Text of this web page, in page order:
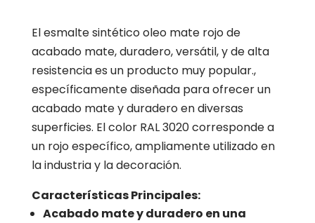
El esmalte sintético oleo mate rojo de
acabado mate, duradero, versátil, y de alta
resistencia es un producto muy popular.,
específicamente diseñada para ofrecer un
acabado mate y duradero en diversas
superficies. El color RAL 3020 corresponde a
un rojo específico, ampliamente utilizado en
la industria y la decoración.
Características Principales:
Acabado mate y duradero en una